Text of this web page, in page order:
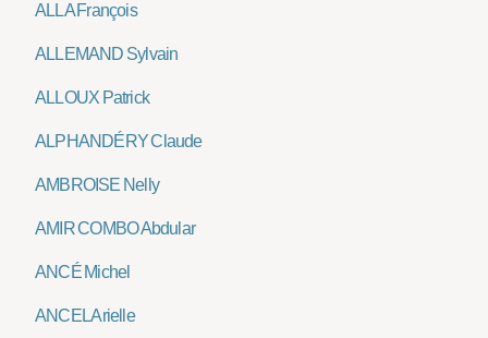
ALLA François
ALLEMAND Sylvain
ALLOUX Patrick
ALPHANDÉRY Claude
AMBROISE Nelly
AMIR COMBO Abdular
ANCÉ Michel
ANCEL Arielle